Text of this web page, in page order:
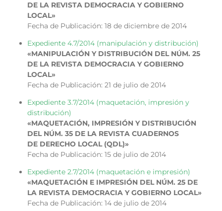
DE LA REVISTA DEMOCRACIA Y GOBIERNO
LOCAL»
Fecha de Publicación: 18 de diciembre de 2014
Expediente 4.7/2014 (manipulación y distribución)
«MANIPULACIÓN Y DISTRIBUCIÓN DEL NÚM. 25
DE LA REVISTA DEMOCRACIA Y GOBIERNO
LOCAL»
Fecha de Publicación: 21 de julio de 2014
Expediente 3.7/2014 (maquetación, impresión y
distribución)
«MAQUETACIÓN, IMPRESIÓN Y DISTRIBUCIÓN
DEL NÚM. 35 DE LA REVISTA CUADERNOS
DE DERECHO LOCAL (QDL)»
Fecha de Publicación: 15 de julio de 2014
Expediente 2.7/2014 (maquetación e impresión)
«MAQUETACIÓN E IMPRESIÓN DEL NÚM. 25 DE
LA REVISTA DEMOCRACIA Y GOBIERNO LOCAL»
Fecha de Publicación: 14 de julio de 2014